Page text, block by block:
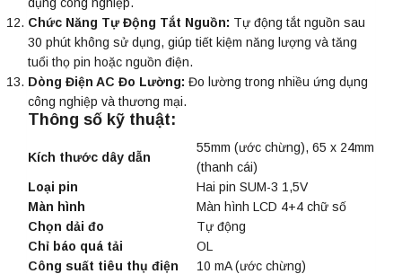
Chức Năng Tự Động Tắt Nguồn: Tự động tắt nguồn sau
30 phút không sử dụng, giúp tiết kiệm năng lượng và tăng
tuổi thọ pin hoặc nguồn điện.
Dòng Điện AC Đo Lường: Đo lường trong nhiều ứng dụng
công nghiệp và thương mại.
Thông số kỹ thuật:
Kích thước dây dẫn
55mm (ước chừng), 65 x 24mm
(thanh cái)
Loại pin
Hai pin SUM-3 1,5V
Màn hình
Màn hình LCD 4+4 chữ số
Chọn dải đo
Tự động
Chỉ báo quá tải
OL
Công suất tiêu thụ điện
10 mA (ước chừng)